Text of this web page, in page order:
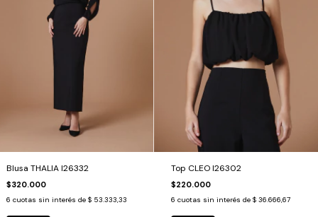
Blusa THALIA I26332
$320.000
6 cuotas sin interés de $ 53.333,33
Top CLEO I26302
$220.000
6 cuotas sin interés de $ 36.666,67